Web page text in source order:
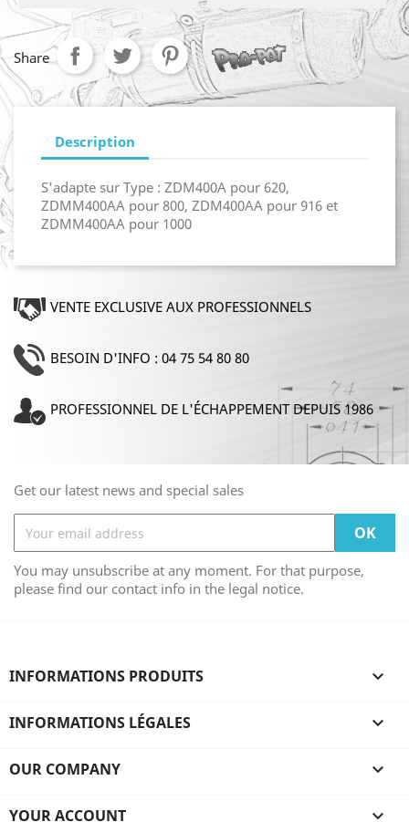
Share
Description
S'adapte sur Type : ZDM400A pour 620,
ZDMM400AA pour 800, ZDM400AA pour 916 et
ZDMM400AA pour 1000
VENTE EXCLUSIVE AUX PROFESSIONNELS
BESOIN D'INFO : 04 75 54 80 80
PROFESSIONNEL DE L'ÉCHAPPEMENT DEPUIS 1986
Get our latest news and special sales
You may unsubscribe at any moment. For that purpose,
please find our contact info in the legal notice.
INFORMATIONS PRODUITS 
INFORMATIONS LÉGALES 
OUR COMPANY 
YOUR ACCOUNT 